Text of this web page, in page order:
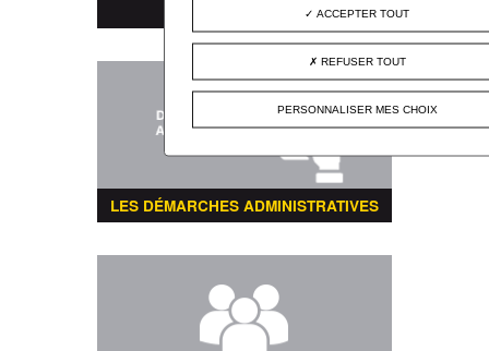
MARCHÉS PUBLICS
LES DÉMARCHES ADMINISTRATIVES
ACCEPTER TOUT
REFUSER TOUT
PERSONNALISER MES CHOIX